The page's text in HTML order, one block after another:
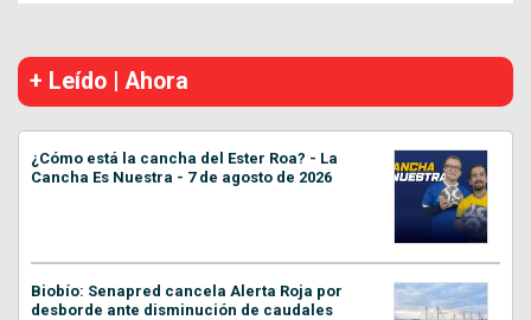
+ Leído | Ahora
¿Cómo está la cancha del Ester Roa? - La
Cancha Es Nuestra - 7 de agosto de 2026
Biobío: Senapred cancela Alerta Roja por
desborde ante disminución de caudales